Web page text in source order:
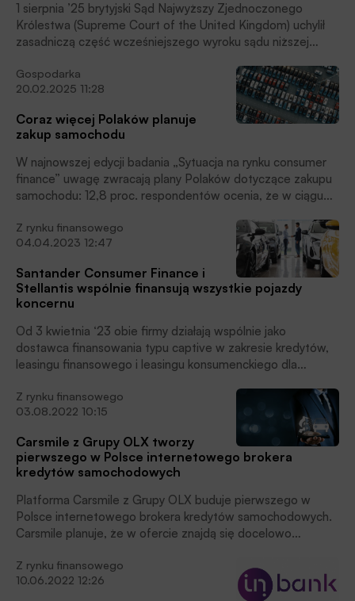
1 sierpnia ’25 brytyjski Sąd Najwyższy Zjednoczonego
Królestwa (Supreme Court of the United Kingdom) uchylił
zasadniczą część wcześniejszego wyroku sądu niższej
odszkodowaniami w wysokości ponad 40 mld funtów z
tytułu prowizji płaconych dealerom samochodowym za
Gospodarka
20.02.2025 11:28
Coraz więcej Polaków planuje
zakup samochodu
W najnowszej edycji badania „Sytuacja na rynku consumer
finance” uwagę zwracają plany Polaków dotyczące zakupu
samochodu: 12,8 proc. respondentów ocenia, że w ciągu
na taki zakup. To już drugi kwartał z rzędu, gdy odsetek
chętnych na nabycie auta rośnie – w IV kw. 2024 r. wyniósł
on 10,6 proc., a w III kw. 2024 r. – 9,5 proc., czytamy w
informacji prasowej Związku Przedsiębiorstw Finansowych
w Polsce.
Z rynku finansowego
04.04.2023 12:47
Santander Consumer Finance i
Stellantis wspólnie finansują wszystkie pojazdy
koncernu
Od 3 kwietnia ‘23 obie firmy działają wspólnie jako
dostawca finansowania typu captive w zakresie kredytów,
leasingu finansowego i leasingu konsumenckiego dla
Santander Consumer Finance przewiduje, że portfel marek
koncernu Stellantis osiągnie do 2026 roku wartość 40 mld
Z rynku finansowego
03.08.2022 10:15
Carsmile z Grupy OLX tworzy
pierwszego w Polsce internetowego brokera
kredytów samochodowych
Platforma Carsmile z Grupy OLX buduje pierwszego w
Polsce internetowego brokera kredytów samochodowych.
Carsmile planuje, że w ofercie znajdą się docelowo
kilku firm pożyczkowych oferujących pożyczki online.
Z rynku finansowego
10.06.2022 12:26